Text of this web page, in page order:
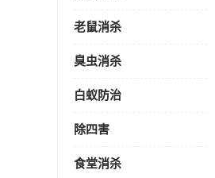
老鼠消杀
臭虫消杀
白蚁防治
除四害
食堂消杀